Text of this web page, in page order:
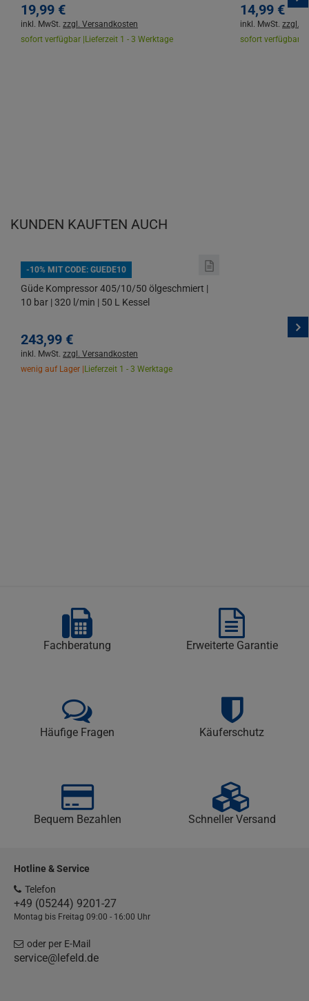
19,99 €
inkl. MwSt. zzgl. Versandkosten
sofort verfügbar | Lieferzeit 1 - 3 Werktage
14,99 €
inkl. MwSt. zzgl.
sofort verfügbar |
KUNDEN KAUFTEN AUCH
-10% MIT CODE: GUEDE10
Güde Kompressor 405/10/50 ölgeschmiert |
10 bar | 320 l/min | 50 L Kessel
243,99 €
inkl. MwSt. zzgl. Versandkosten
wenig auf Lager | Lieferzeit 1 - 3 Werktage
Fachberatung Erweiterte Garantie
Häufige Fragen Käuferschutz
Bequem Bezahlen Schneller Versand
Hotline & Service
Telefon
+49 (05244) 9201-27
Montag bis Freitag 09:00 - 16:00 Uhr
oder per E-Mail
service@lefeld.de